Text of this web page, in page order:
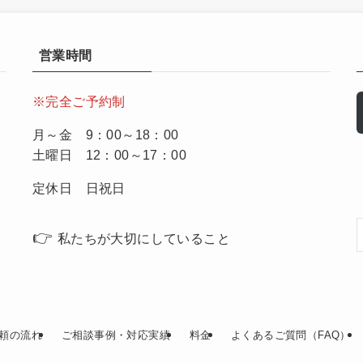
営業時間
※完全ご予約制
月～金 9：00～18：00
土曜日 12：00～17：00
定休日 日祝日
👉 私たちが大切にしていること
の流れ ご相談事例・対応実績 料金 よくあるご質問（FAQ）